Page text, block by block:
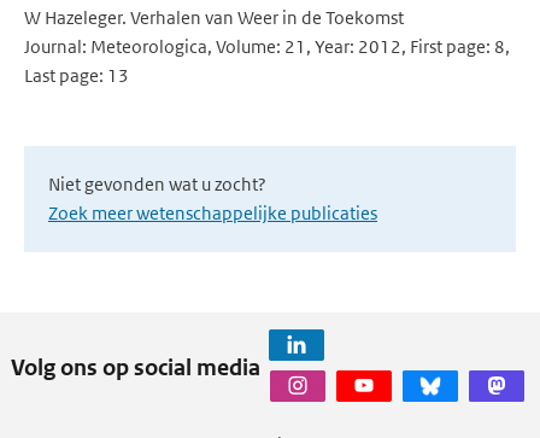
W Hazeleger. Verhalen van Weer in de Toekomst
Journal: Meteorologica, Volume: 21, Year: 2012, First page: 8,
Last page: 13
Niet gevonden wat u zocht?
Zoek meer wetenschappelijke publicaties
Volg ons op social media